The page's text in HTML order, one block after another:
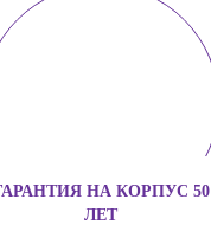
НА КОРПУС 50
ЛЕТ